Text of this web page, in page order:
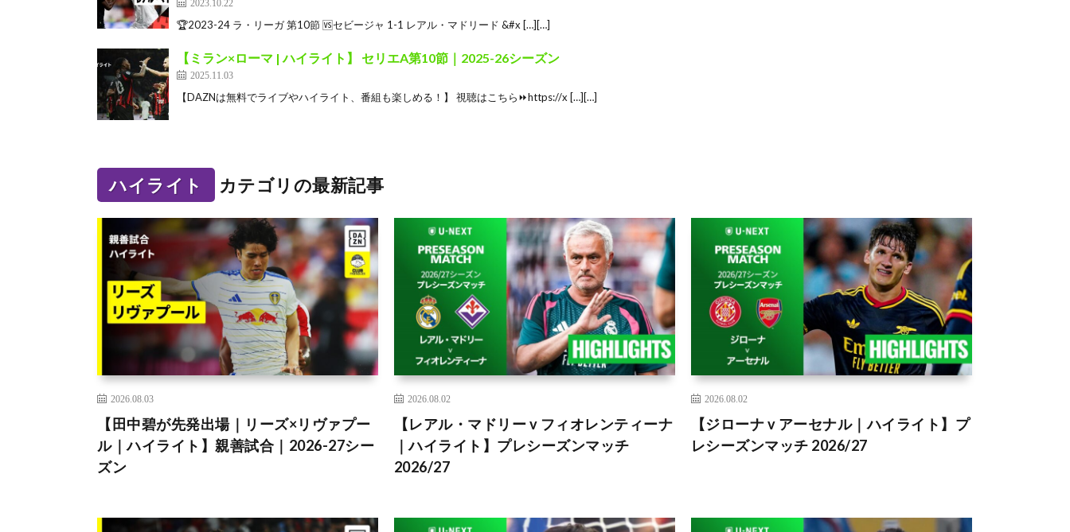
2023.10.22
🏆2023-24 ラ・リーガ 第10節 🆚セビージャ 1-1 レアル・マドリード &#x […][…]
【ミラン×ローマ | ハイライト】 セリエA第10節｜2025-26シーズン
2025.11.03
【DAZNは無料でライブやハイライト、番組も楽しめる！】 視聴はこちら⏩️https://x […][…]
ハイライト カテゴリの最新記事
2026.08.03
【田中碧が先発出場｜リーズ×リヴァプー
ル｜ハイライト】親善試合｜2026-27シー
ズン
2026.08.02
【レアル・マドリー v フィオレンティーナ
｜ハイライト】プレシーズンマッチ
2026/27
2026.08.02
【ジローナ v アーセナル｜ハイライト】プ
レシーズンマッチ 2026/27